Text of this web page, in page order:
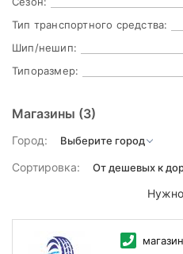
Тип транспортного средства:
Шип/нешип:
Типоразмер:
Магазины (3)
Город:
Сортировка:
магазин